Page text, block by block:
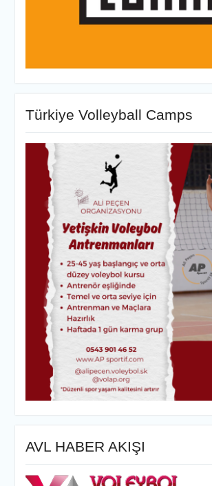
Türkiye Volleyball Camps
AVL HABER AKIŞI